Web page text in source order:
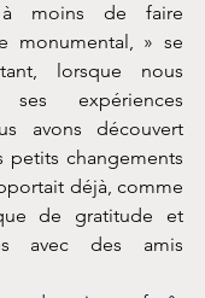
à moins de faire
monumental, » se
lorsque nous
expériences
avons découvert
petits changements
déjà, comme
de gratitude et
avec des amis